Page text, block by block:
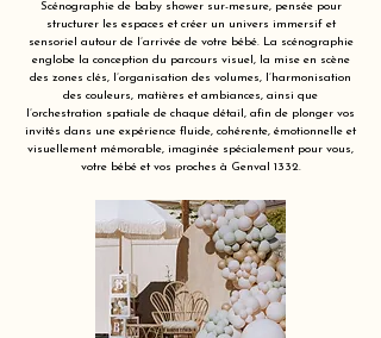
Scénographie de baby shower sur-mesure, pensée pour
structurer les espaces et créer un univers immersif et
sensoriel autour de l’arrivée de votre bébé. La scénographie
englobe la conception du parcours visuel, la mise en scène
des zones clés, l’organisation des volumes, l’harmonisation
des couleurs, matières et ambiances, ainsi que
l’orchestration spatiale de chaque détail, afin de plonger vos
invités dans une expérience fluide, cohérente, émotionnelle et
visuellement mémorable, imaginée spécialement pour vous,
votre bébé et vos proches à Genval 1332.